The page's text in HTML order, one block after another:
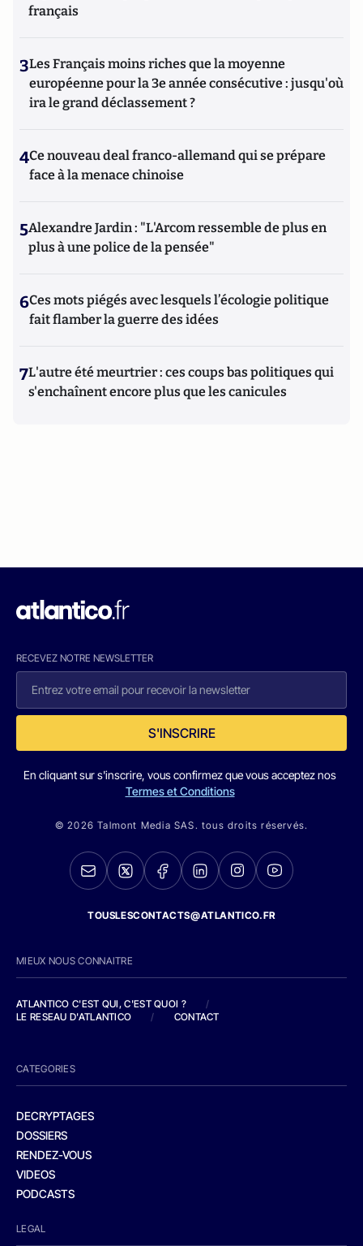
français
3Les Français moins riches que la moyenne
européenne pour la 3e année consécutive : jusqu'où
ira le grand déclassement ?
4Ce nouveau deal franco-allemand qui se prépare
face à la menace chinoise
5Alexandre Jardin : "L'Arcom ressemble de plus en
plus à une police de la pensée"
6Ces mots piégés avec lesquels l’écologie politique
fait flamber la guerre des idées
7L'autre été meurtrier : ces coups bas politiques qui
s'enchaînent encore plus que les canicules
RECEVEZ NOTRE NEWSLETTER
S'INSCRIRE
En cliquant sur s'inscrire, vous confirmez que vous acceptez nos
Termes et Conditions
© 2026 Talmont Media SAS. tous droits réservés.
TOUSLESCONTACTS@ATLANTICO.FR
MIEUX NOUS CONNAITRE
ATLANTICO C'EST QUI, C'EST QUOI ?
/
LE RESEAU D'ATLANTICO
/ CONTACT
CATEGORIES
DECRYPTAGES
DOSSIERS
RENDEZ-VOUS
VIDEOS
PODCASTS
LEGAL